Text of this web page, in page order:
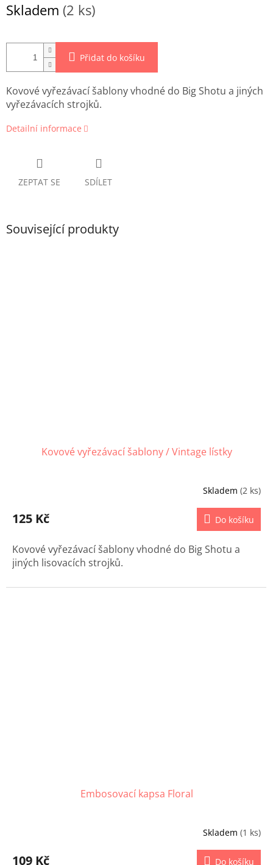
cena:
Skladem (2 ks)
Přidat do košíku
Kovové vyřezávací šablony vhodné do Big Shotu a jiných
vyřezávacích strojků.
Detailní informace
ZEPTAT SE SDÍLET
Související produkty
Kovové vyřezávací šablony / Vintage lístky
Skladem (2 ks)
125 Kč Do košíku
Kovové vyřezávací šablony vhodné do Big Shotu a
jiných lisovacích strojků.
Embosovací kapsa Floral
Skladem (1 ks)
109 Kč Do košíku